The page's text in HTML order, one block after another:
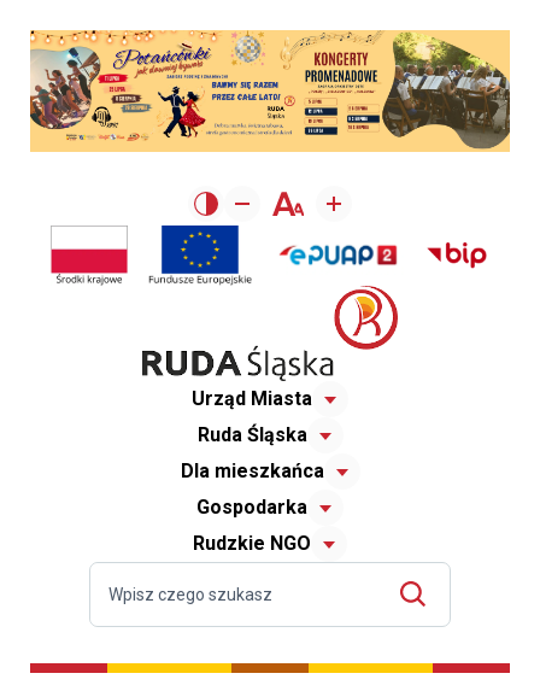
Urząd Miasta
Ruda Śląska
Dla mieszkańca
Gospodarka
Rudzkie NGO